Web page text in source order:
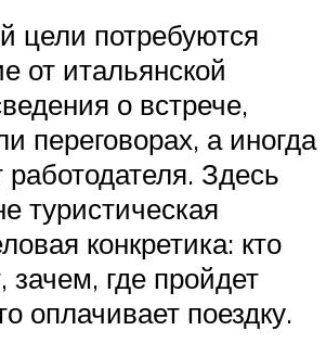
цели потребуются
от итальянской
о встрече,
переговорах, а иногда
Здесь
туристическая
конкретика: кто
зачем, где пройдет
оплачивает поездку.